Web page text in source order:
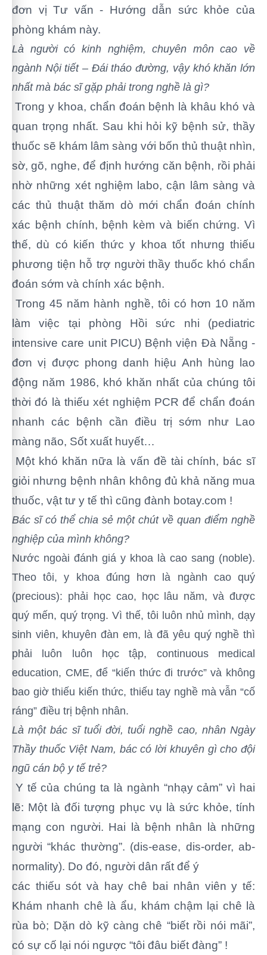
đơn vị Tư vấn - Hướng dẫn sức khỏe của
phòng khám này.
Là người có kinh nghiệm, chuyên môn cao về
ngành Nội tiết – Đái tháo đường, vậy khó khăn lớn
nhất mà bác sĩ gặp phải trong nghề là gì?
Trong y khoa, chẩn đoán bệnh là khâu khó và
quan trọng nhất. Sau khi hỏi kỹ bệnh sử, thầy
thuốc sẽ khám lâm sàng với bốn thủ thuật nhìn,
sờ, gõ, nghe, để định hướng căn bệnh, rồi phải
nhờ những xét nghiệm labo, cận lâm sàng và
các thủ thuật thăm dò mới chẩn đoán chính
xác bệnh chính, bệnh kèm và biến chứng. Vì
thế, dù có kiến thức y khoa tốt nhưng thiếu
phương tiện hỗ trợ người thầy thuốc khó chẩn
đoán sớm và chính xác bệnh.
Trong 45 năm hành nghề, tôi có hơn 10 năm
làm việc tại phòng Hồi sức nhi (pediatric
intensive care unit PICU) Bệnh viện Đà Nẵng -
đơn vị được phong danh hiệu Anh hùng lao
động năm 1986, khó khăn nhất của chúng tôi
thời đó là thiếu xét nghiệm PCR để chẩn đoán
nhanh các bệnh cần điều trị sớm như Lao
màng não, Sốt xuất huyết…
Một khó khăn nữa là vấn đề tài chính, bác sĩ
giỏi nhưng bệnh nhân không đủ khả năng mua
thuốc, vật tư y tế thì cũng đành botay.com !
Bác sĩ có thể chia sẻ một chút về quan điểm nghề
nghiệp của mình không?
Nước ngoài đánh giá y khoa là cao sang (noble).
Theo tôi, y khoa đúng hơn là ngành cao quý
(precious): phải học cao, học lâu năm, và được
quý mến, quý trọng. Vì thế, tôi luôn nhủ mình, dạy
sinh viên, khuyên đàn em, là đã yêu quý nghề thì
phải luôn luôn học tập, continuous medical
education, CME, để “kiến thức đi trước” và không
bao giờ thiếu kiến thức, thiếu tay nghề mà vẫn “cố
ráng” điều trị bệnh nhân.
Là một bác sĩ tuổi đời, tuổi nghề cao, nhân Ngày
Thầy thuốc Việt Nam, bác có lời khuyên gì cho đội
ngũ cán bộ y tế trẻ?
Y tế của chúng ta là ngành “nhạy cảm” vì hai
lẽ: Một là đối tượng phục vụ là sức khỏe, tính
mạng con người. Hai là bệnh nhân là những
người “khác thường”. (dis-ease, dis-order, ab-
normality). Do đó, người dân rất để ý
các thiếu sót và hay chê bai nhân viên y tế:
Khám nhanh chê là ẩu, khám chậm lại chê là
rùa bò; Dặn dò kỹ càng chê “biết rồi nói mãi”,
có sự cố lại nói ngược “tôi đâu biết đàng” !